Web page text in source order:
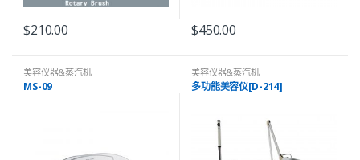
$210.00 $450.00
美容仪器&蒸汽机
MS-09
美容仪器&蒸汽机
多功能美容仪[D-214]